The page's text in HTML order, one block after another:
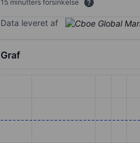
15 minutters forsinkelse
Data leveret af
Graf
The chart has 1 X axis
The chart has 1 Y axis